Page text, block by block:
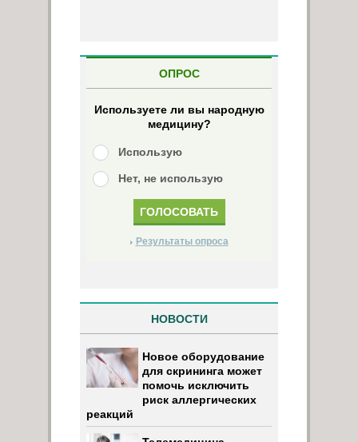
ОПРОС
Используете ли вы народную
медицину?
Использую
Нет, не использую
Результаты опроса
НОВОСТИ
Новое оборудование
для скрининга может
помочь исключить
риск аллергических
реакций